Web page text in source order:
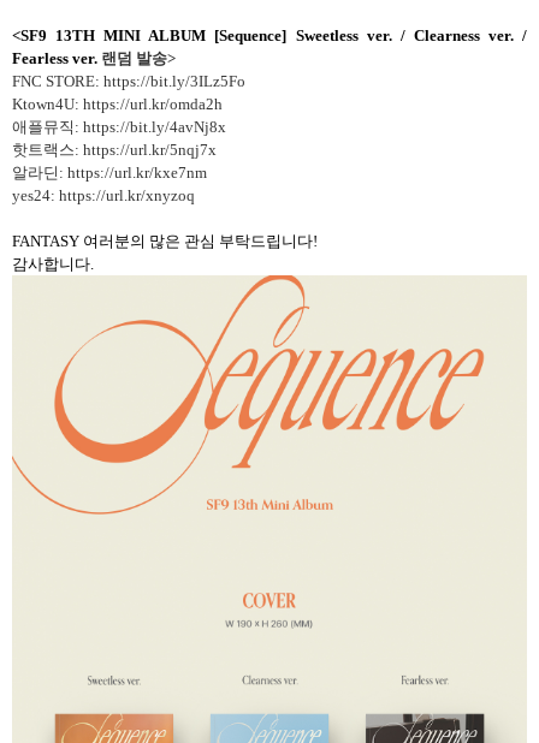
<SF9 13TH MINI ALBUM [Sequence] Sweetless ver. / Clearness ver. /
Fearless ver. 랜덤 발송>
FNC STORE: https://bit.ly/3ILz5Fo
Ktown4U: https://url.kr/omda2h
애플뮤직: https://bit.ly/4avNj8x
핫트랙스: https://url.kr/5nqj7x
알라딘: https://url.kr/kxe7nm
yes24: https://url.kr/xnyzoq
FANTASY 여러분의 많은 관심 부탁드립니다!
감사합니다.